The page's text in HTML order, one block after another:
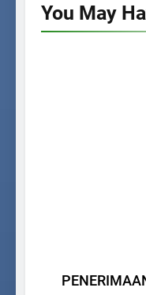
You May